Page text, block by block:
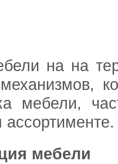
на на
мебели,
мебели